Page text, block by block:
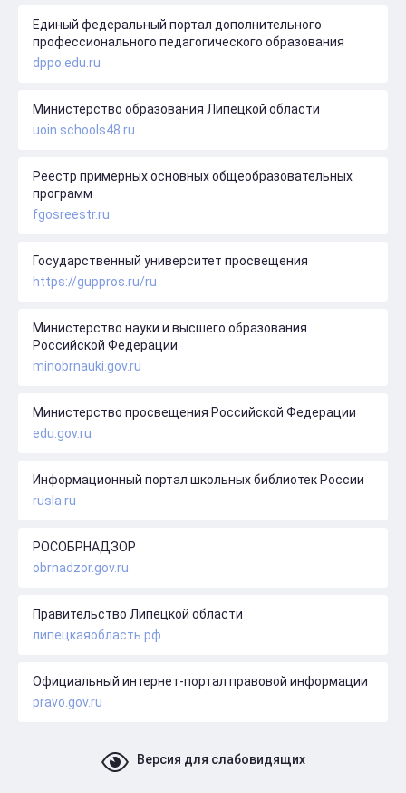
Единый федеральный портал дополнительного
профессионального педагогического образования
dppo.edu.ru
Министерство образования Липецкой области
uoin.schools48.ru
Реестр примерных основных общеобразовательных
программ
fgosreestr.ru
Государственный университет просвещения
https://guppros.ru/ru
Министерство науки и высшего образования
Российской Федерации
minobrnauki.gov.ru
Министерство просвещения Российской Федерации
edu.gov.ru
Информационный портал школьных библиотек России
rusla.ru
РОСОБРНАДЗОР
obrnadzor.gov.ru
Правительство Липецкой области
липецкаяобласть.рф
Официальный интернет-портал правовой информации
pravo.gov.ru
Версия для слабовидящих